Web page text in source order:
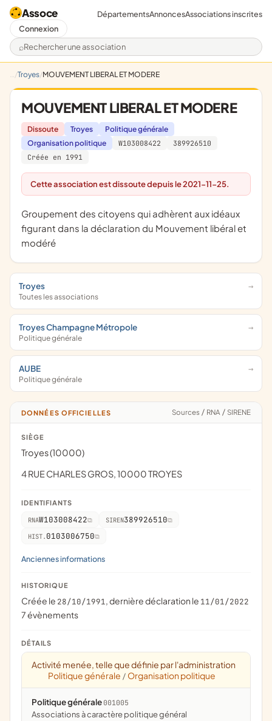
Assoce
Rechercher une association
DépartementsAnnoncesAssociations inscrites
Connexion
Troyes MOUVEMENT LIBERAL ET MODERE
MOUVEMENT LIBERAL ET MODERE
Dissoute Troyes
Politique générale
Organisation politique
W103008422
389926510
Créée en 1991
Cette association est dissoute depuis le 2021-11-25.
groupement des citoyens qui adhèrent aux idéaux
figurant dans la déclaration du Mouvement libéral et
modéré
Troyes
Toutes les associations
Troyes Champagne Métropole
Politique générale
AUBE
Politique générale
DONNÉES OFFICIELLES Sources / RNA / SIRENE
SIÈGE
Troyes (10000)
4 RUE CHARLES GROS, 10000 TROYES
IDENTIFIANTS
RNAW103008422 SIREN389926510
HIST. 0103006750
Anciennes informations
HISTORIQUE
Créée le 28/10/1991, dernière déclaration le 11/01/2022
7 évènements
DÉTAILS
Activité menée, telle que définie par l'administration
Politique générale / Organisation politique
Politique générale 001005
associations à caractère politique général